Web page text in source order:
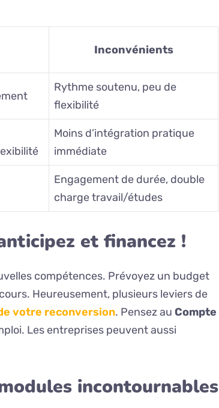
Inconvénients
Rythme soutenu, peu de
flexibilité
Moins d’intégration pratique
immédiate
Engagement de durée, double
charge travail/études
et financez !
compétences. Prévoyez un budget
Heureusement, plusieurs leviers de
votre reconversion. Pensez au Compte
Les entreprises peuvent aussi
incontournables